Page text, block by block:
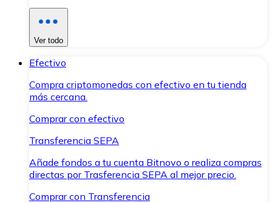
Ver todo
Efectivo
Compra criptomonedas con efectivo en tu tienda
más cercana.
Comprar con efectivo
Transferencia SEPA
Añade fondos a tu cuenta Bitnovo o realiza compras
directas por Trasferencia SEPA al mejor precio.
Comprar con Transferencia